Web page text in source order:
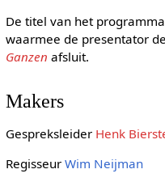
De titel van het
waarmee de presentator
Ganzen afsluit.
Makers
Gespreksleider Henk
Regisseur Wim Neijman